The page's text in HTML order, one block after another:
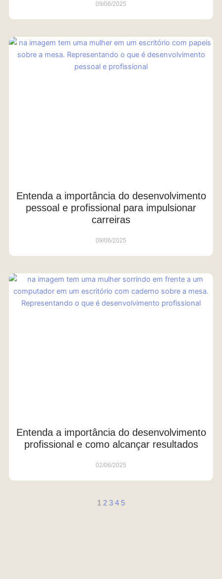
09/06/2025
Entenda a importância do desenvolvimento
pessoal e profissional para impulsionar
carreiras
09/06/2025
Entenda a importância do desenvolvimento
profissional e como alcançar resultados
02/06/2025
1 2 3 4 5